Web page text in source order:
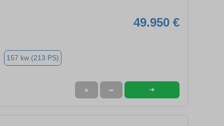
49.950 €
157 kw (213 PS)
★ ➦ ➜